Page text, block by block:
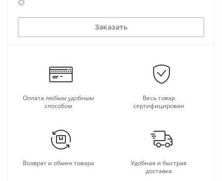
Заказать
Оплата любым удобным
способом
Весь товар
сертифицирован
Возврат и обмен товара
Удобная и быстрая
доставка